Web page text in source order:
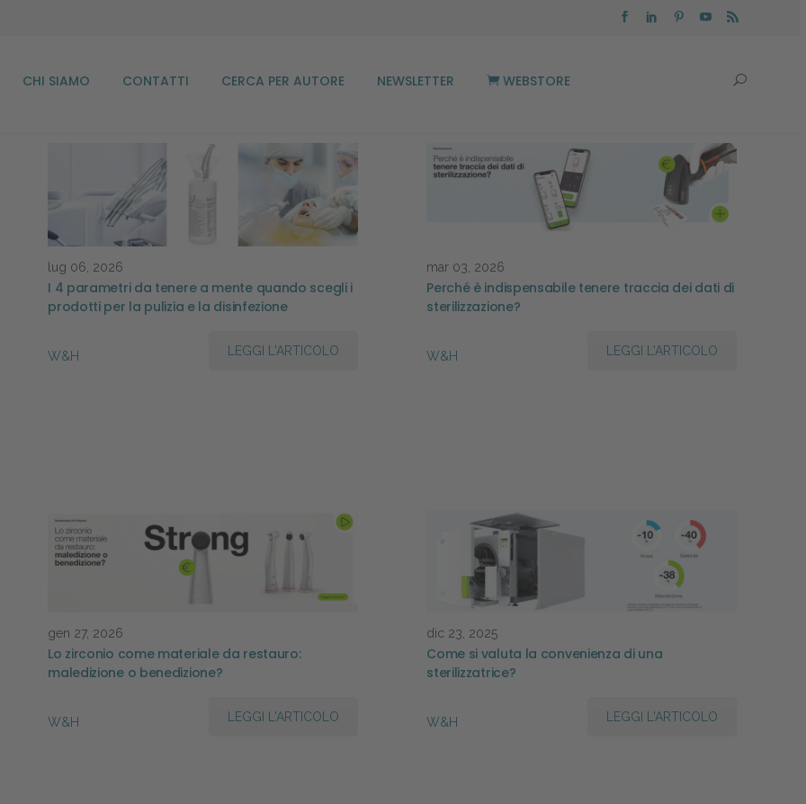
CHI SIAMO CONTATTI CERCA PER AUTORE NEWSLETTER WEBSTORE
lug 06, 2026
I 4 parametri da tenere a mente quando scegli i
prodotti per la pulizia e la disinfezione
W&H LEGGI L'ARTICOLO
mar 03, 2026
Perché è indispensabile tenere traccia dei dati di
sterilizzazione?
W&H LEGGI L'ARTICOLO
gen 27, 2026
Lo zirconio come materiale da restauro:
maledizione o benedizione?
W&H LEGGI L'ARTICOLO
dic 23, 2025
Come si valuta la convenienza di una
sterilizzatrice?
W&H LEGGI L'ARTICOLO